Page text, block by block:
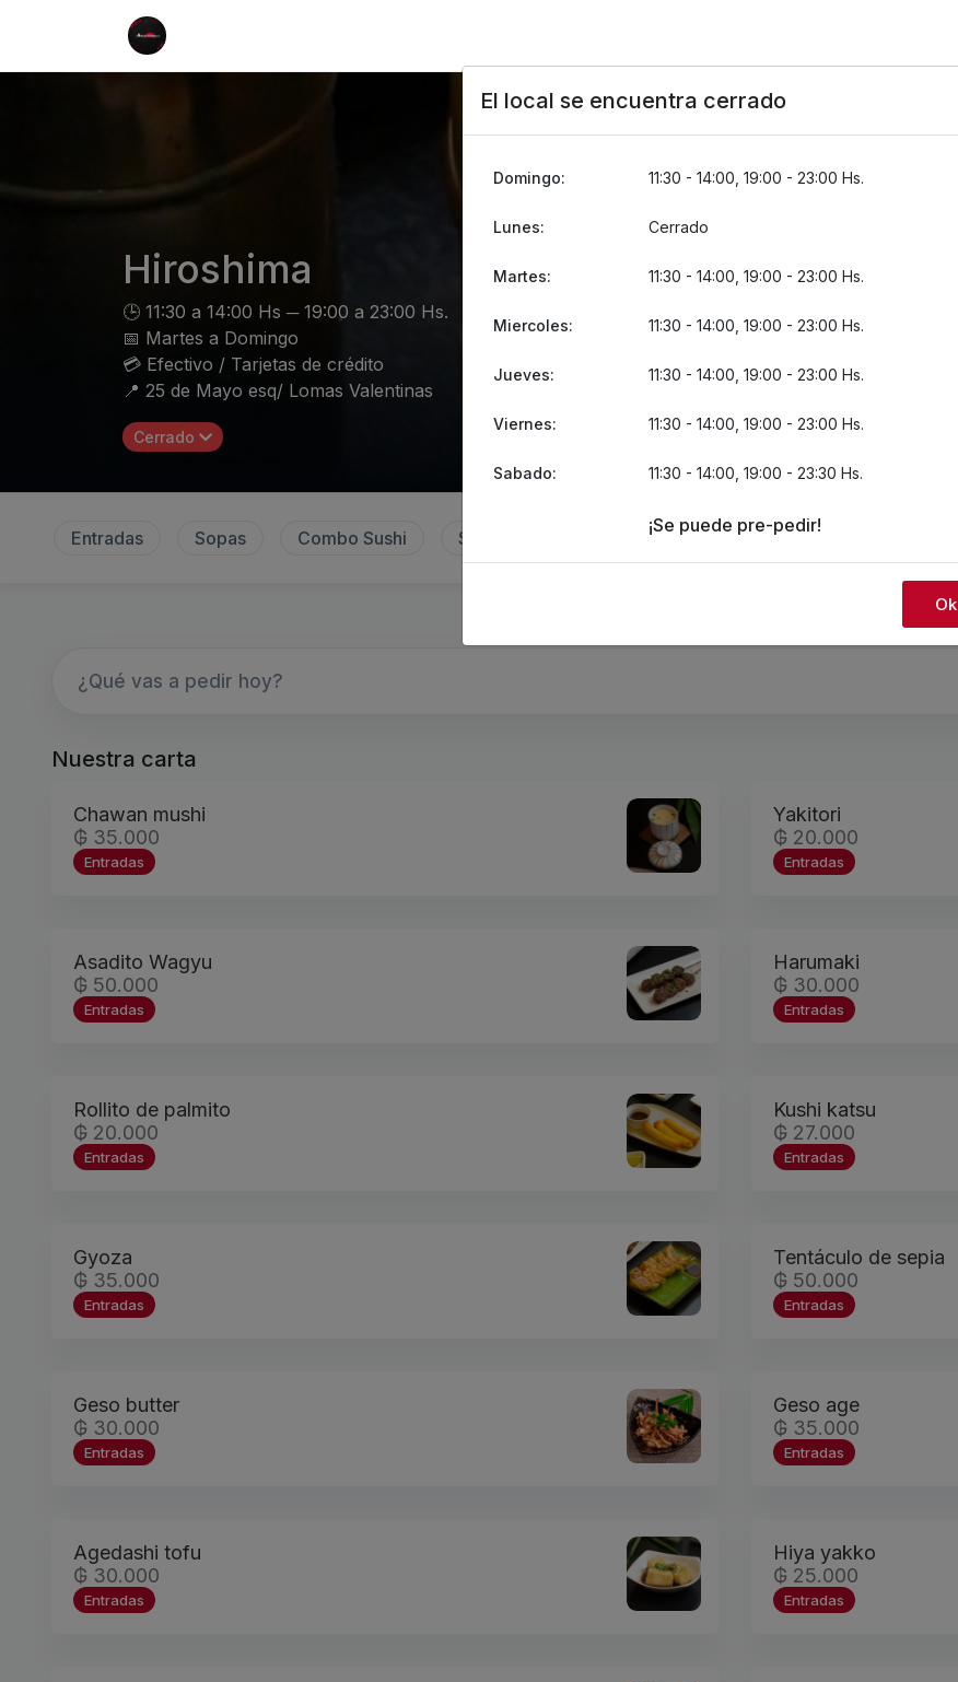
Hiroshima
🕒 11:30 a 14:00 Hs ─ 19:00 a 23:00 Hs.
📅 Martes a Domingo
💳 Efectivo / Tarjetas de crédito
📍 25 de Mayo esq/ Lomas Valentinas
Cerrado
Entradas Sopas Combo Sushi Sushi y Sashimi Platos calientes Fideos
Nuestra carta
Chawan mushi
₲ 35.000
Entradas
Yakitori
₲ 20.000
Entradas
Asadito Wagyu
₲ 50.000
Entradas
Harumaki
₲ 30.000
Entradas
Rollito de palmito
₲ 20.000
Entradas
Kushi katsu
₲ 27.000
Entradas
Gyoza
₲ 35.000
Entradas
Tentáculo de sepia
₲ 50.000
Entradas
Geso butter
₲ 30.000
Entradas
Geso age
₲ 35.000
Entradas
Agedashi tofu
₲ 30.000
Entradas
Hiya yakko
₲ 25.000
Entradas
El local se encuentra cerrado
Domingo: 11:30 - 14:00, 19:00 - 23:00 Hs.
Lunes: Cerrado
Martes: 11:30 - 14:00, 19:00 - 23:00 Hs.
Miercoles: 11:30 - 14:00, 19:00 - 23:00 Hs.
Jueves: 11:30 - 14:00, 19:00 - 23:00 Hs.
Viernes: 11:30 - 14:00, 19:00 - 23:00 Hs.
Sabado: 11:30 - 14:00, 19:00 - 23:30 Hs.
¡Se puede pre-pedir!
Ok